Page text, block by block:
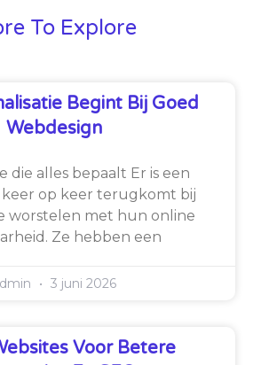
To Explore
Begint Bij Goed
Webdesign
die alles bepaalt Er is een
op keer terugkomt bij
worstelen met hun online
Ze hebben een
3 juni 2026
Voor Betere